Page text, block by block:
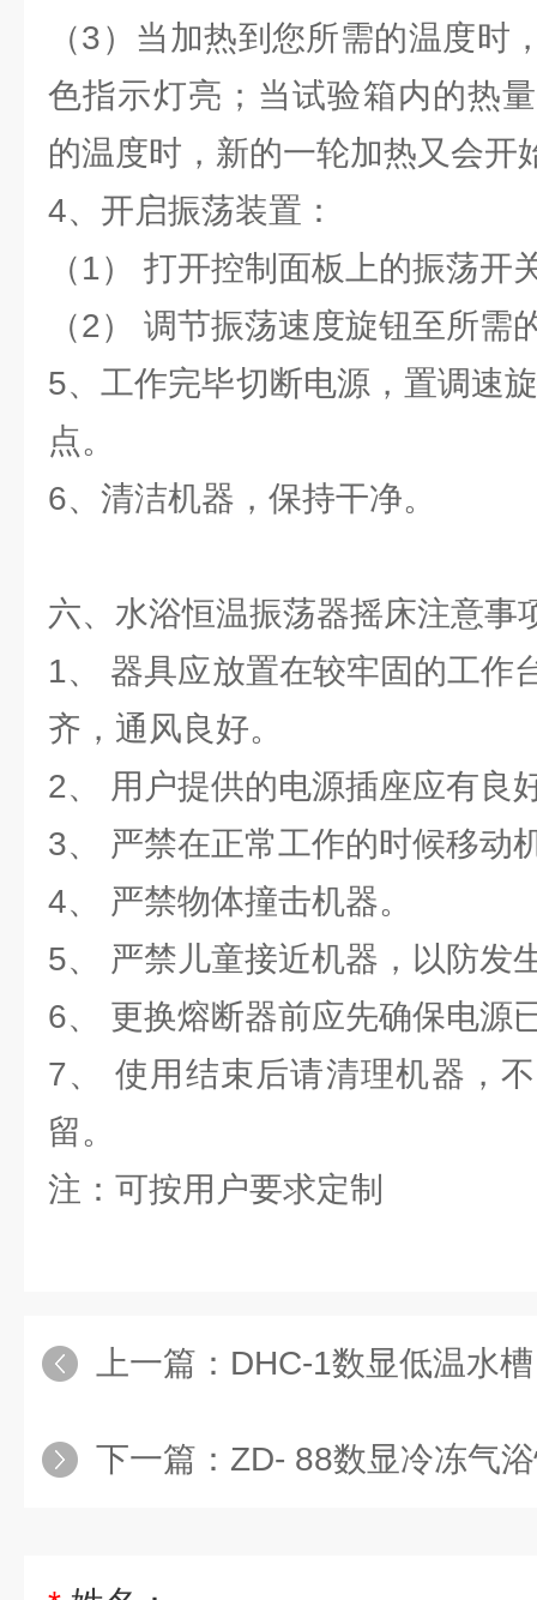
（3）当加热到您所需的温度时
色指示灯亮；当试验箱内的热
的温度时，新的一轮加热又会开
4、开启振荡装置：
（1） 打开控制面板上的振荡开
（2） 调节振荡速度旋钮至所需
5、工作完毕切断电源，置调速
点。
6、清洁机器，保持干净。
六、水浴恒温振荡器摇床注意事
1、 器具应放置在较牢固的工作
齐，通风良好。
2、 用户提供的电源插座应有良
3、 严禁在正常工作的时候移动
4、 严禁物体撞击机器。
5、 严禁儿童接近机器，以防发
6、 更换熔断器前应先确保电源
7、 使用结束后请清理机器，
留。
注：可按用户要求定制
上一篇： DHC-1数显低温水槽
下一篇： ZD- 88数显冷冻气